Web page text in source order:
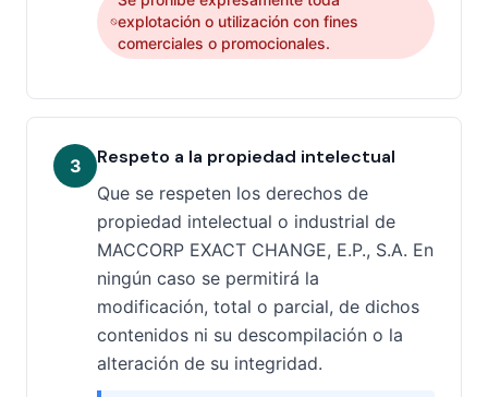
explotación o utilización con fines
comerciales o promocionales.
3 Respeto a la propiedad intelectual
Que se respeten los derechos de
propiedad intelectual o industrial de
MACCORP EXACT CHANGE, E.P., S.A. En
ningún caso se permitirá la
modificación, total o parcial, de dichos
contenidos ni su descompilación o la
alteración de su integridad.